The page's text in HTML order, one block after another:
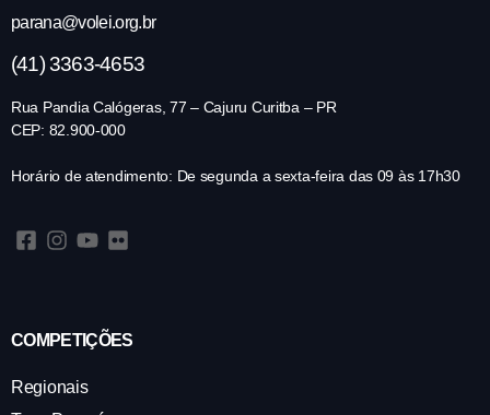
parana@volei.org.br
(41) 3363-4653
Rua Pandia Calógeras, 77 – Cajuru Curitba – PR
CEP: 82.900-000
Horário de atendimento: De segunda a sexta-feira das 09 às 17h30
COMPETIÇÕES
Regionais